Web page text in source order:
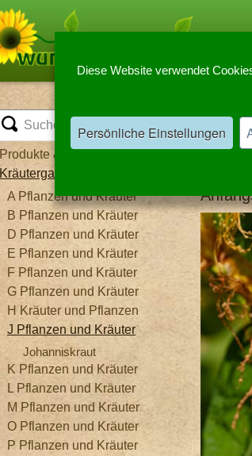
Diese Website verwendet
Persönliche Einstellungen
Produkte & Informationen
Kräutergarten
A Pflanzen und Kräuter
B Pflanzen und Kräuter
D Pflanzen und Kräuter
E Pflanzen und Kräuter
F Pflanzen und Kräuter
G Pflanzen und Kräuter
H Kräuter und Pflanzen
J Pflanzen und Kräuter
Johanniskraut
K Pflanzen und Kräuter
L Pflanzen und Kräuter
M Pflanzen und Kräuter
O Pflanzen und Kräuter
P Pflanzen und Kräuter
J